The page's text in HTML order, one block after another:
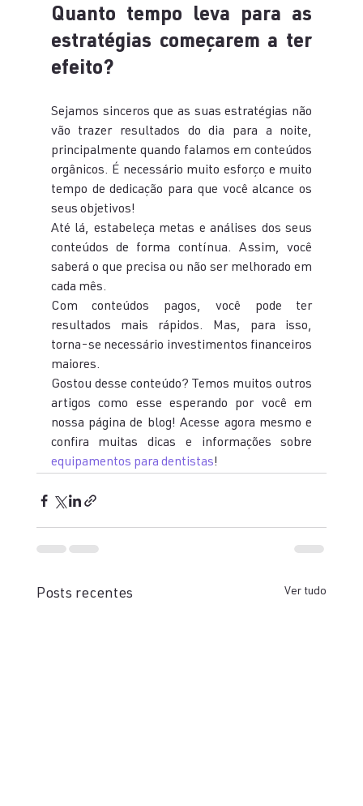
Quanto tempo leva para as
estratégias começarem a ter
efeito?
Sejamos sinceros que as suas estratégias não
vão trazer resultados do dia para a noite,
principalmente quando falamos em conteúdos
orgânicos. É necessário muito esforço e muito
tempo de dedicação para que você alcance os
seus objetivos!
Até lá, estabeleça metas e análises dos seus
conteúdos de forma contínua. Assim, você
saberá o que precisa ou não ser melhorado em
cada mês.
Com conteúdos pagos, você pode ter
resultados mais rápidos. Mas, para isso,
torna-se necessário investimentos financeiros
maiores.
Gostou desse conteúdo? Temos muitos outros
artigos como esse esperando por você em
nossa página de blog! Acesse agora mesmo e
equipamentos para dentistas!
Posts recentes Ver tudo